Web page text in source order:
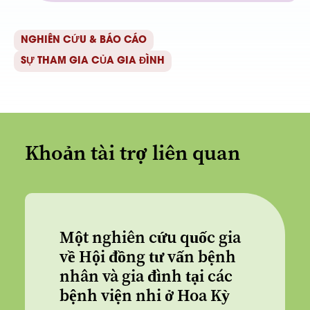
NGHIÊN CỨU & BÁO CÁO
SỰ THAM GIA CỦA GIA ĐÌNH
Khoản tài trợ liên quan
Một nghiên cứu quốc gia
về Hội đồng tư vấn bệnh
nhân và gia đình tại các
bệnh viện nhi ở Hoa Kỳ